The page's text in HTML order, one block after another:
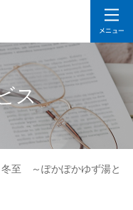
ス
冬至 ～ぽかぽかゆず湯と